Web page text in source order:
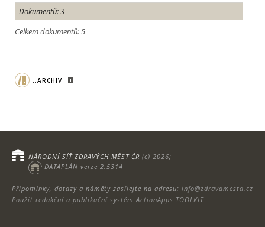
Dokumentů: 3
Celkem dokumentů: 5
..ARCHIV
Připomínky, dotazy a náměty zasílejte na adresu: info@zdravamesta.cz
Použit redakční a publikační systém ActionApps TOOLKIT
NÁRODNÍ SÍŤ ZDRAVÝCH MĚST ČR (c) 2026;
DATAPLÁN verze 2.5314